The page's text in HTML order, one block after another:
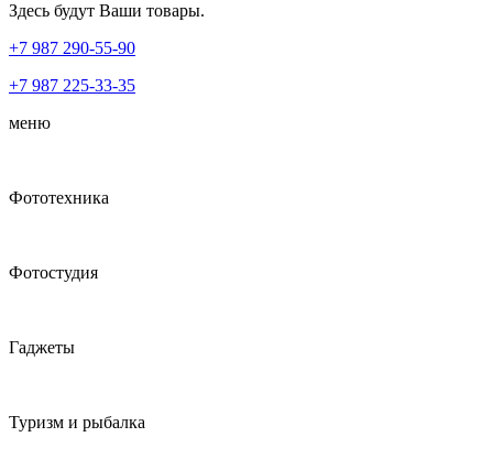
Здесь будут Ваши товары.
+7 987 290-55-90
+7 987 225-33-35
меню
Фототехника
Фотостудия
Гаджеты
Туризм и рыбалка